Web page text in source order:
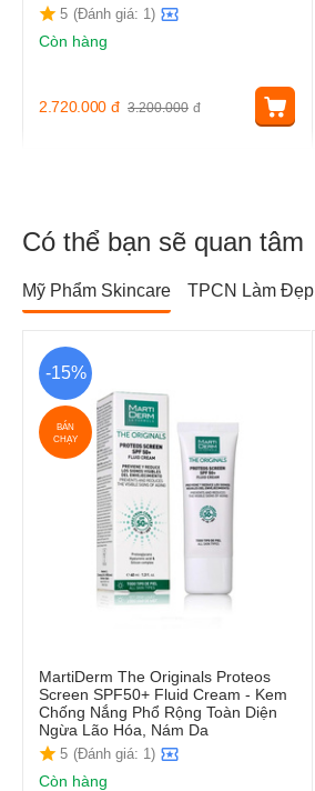
5 (Đánh giá: 1)
Còn hàng
3.200.000 đ
2.720.000 đ
Có thể bạn sẽ quan tâm
Mỹ Phẩm Skincare TPCN Làm Đẹp
-15%
BÁN
CHẠY
MartiDerm The Originals Proteos
Screen SPF50+ Fluid Cream - Kem
Chống Nắng Phổ Rộng Toàn Diện
Ngừa Lão Hóa, Nám Da
5 (Đánh giá: 1)
Còn hàng